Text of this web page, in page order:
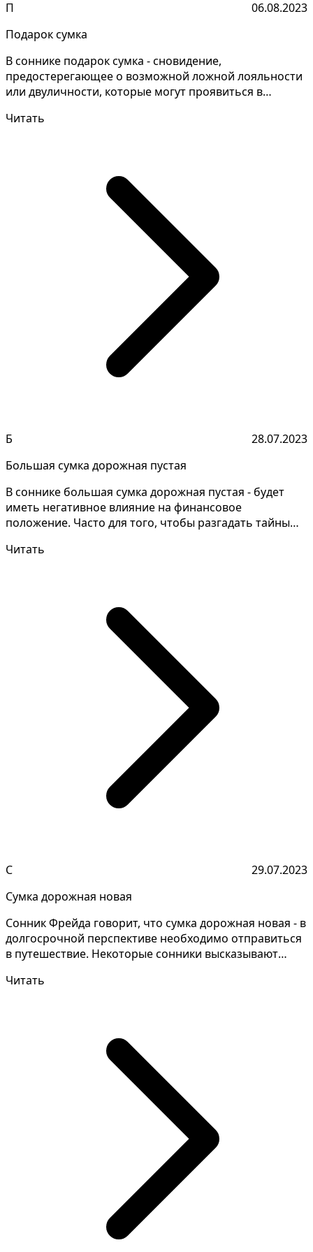
П
06.08.2023
Подарок сумка
В соннике подарок сумка - сновидение,
предостерегающее о возможной ложной лояльности
или двуличности, которые могут проявиться в
Читать
Б
28.07.2023
Большая сумка дорожная пустая
В соннике большая сумка дорожная пустая - будет
иметь негативное влияние на финансовое
положение. Часто для того, чтобы разгадать тайны
Читать
С
29.07.2023
Сумка дорожная новая
Сонник Фрейда говорит, что сумка дорожная новая - в
долгосрочной перспективе необходимо отправиться
в путешествие. Некоторые сонники высказывают
Читать